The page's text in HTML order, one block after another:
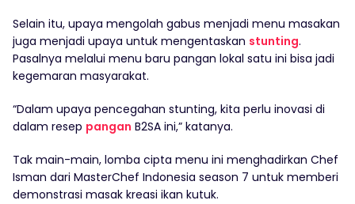
Selain itu, upaya mengolah gabus menjadi menu masakan
juga menjadi upaya untuk mengentaskan stunting.
Pasalnya melalui menu baru pangan lokal satu ini bisa jadi
kegemaran masyarakat.
“Dalam upaya pencegahan stunting, kita perlu inovasi di
dalam resep pangan B2SA ini,” katanya.
Tak main-main, lomba cipta menu ini menghadirkan Chef
Isman dari MasterChef Indonesia season 7 untuk memberi
demonstrasi masak kreasi ikan kutuk.